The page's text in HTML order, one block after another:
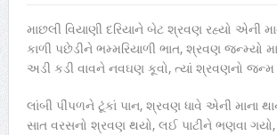
માછલી વિયાણી દરિયાને બેટ શ્રવણ રહ્યો એની
કાળી પછેડીને ભમ્મરિયાળી ભાત, શ્રવણ જન્મ્યો
અડી કડી વાવને નવઘણ કૂવો, ત્યાં શ્રવણનો
લાંબી પીંપળને ટૂંકાં પાન, શ્રવણ ધાવે એની માના
સાત વરસનો શ્રવણ થયો, લઈ પાટીને ભણવા ગયો,